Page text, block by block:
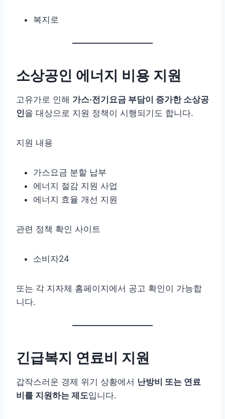
복지로
소상공인 에너지 비용 지원
고유가로 인해 가스·전기요금 부담이 증가한 소상공
인을 대상으로 지원 정책이 시행되기도 합니다.
지원 내용
가스요금 분할 납부
에너지 절감 지원 사업
에너지 효율 개선 지원
관련 정책 확인 사이트
소비자24
또는 각 지자체 홈페이지에서 공고 확인이 가능합
니다.
긴급복지 연료비 지원
갑작스러운 경제 위기 상황에서 난방비 또는 연료
비를 지원하는 제도입니다.